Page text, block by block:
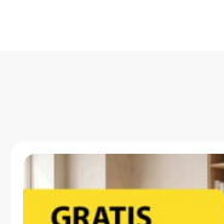
Oorspronkelijke
was:
1.995.
Huidige
is:
995.
Dit
product
heeft